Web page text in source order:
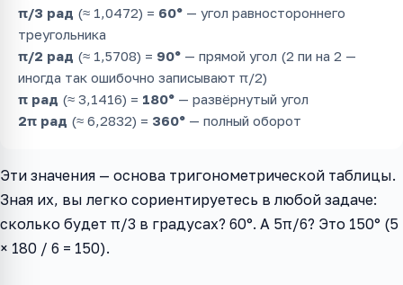
π/3 рад (≈ 1,0472) = 60° — угол равностороннего
треугольника
π/2 рад (≈ 1,5708) = 90° — прямой угол (2 пи на 2 —
иногда так ошибочно записывают π/2)
π рад (≈ 3,1416) = 180° — развёрнутый угол
2π рад (≈ 6,2832) = 360° — полный оборот
Эти значения — основа тригонометрической таблицы.
Зная их, вы легко сориентируетесь в любой задаче:
сколько будет π/3 в градусах? 60°. А 5π/6? Это 150° (5
× 180 / 6 = 150).